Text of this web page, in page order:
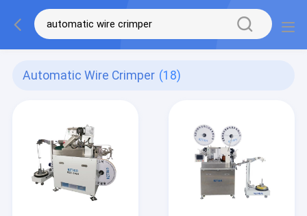
Automatic Wire Crimper (18)